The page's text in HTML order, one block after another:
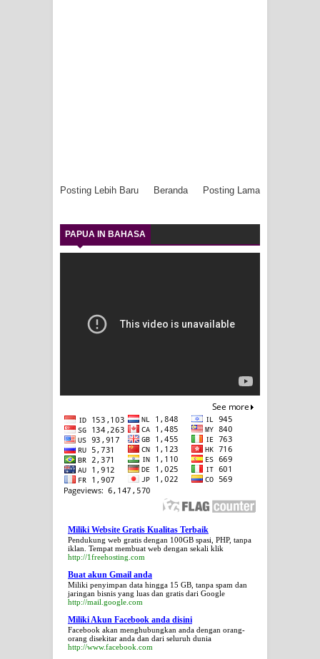
Posting Lebih Baru Posting Lama
Beranda
PAPUA IN BAHASA
Miliki Website Gratis Kualitas Terbaik
Pendukung web gratis dengan 100GB spasi, PHP, tanpa
iklan. Tempat membuat web dengan sekali klik
http://1freehosting.com
Buat akun Gmail anda
Miliki penyimpan data hingga 15 GB, tanpa spam dan
jaringan bisnis yang luas dan gratis dari Google
http://mail.google.com
Miliki Akun Facebook anda disini
Facebook akan menghubungkan anda dengan orang-
orang disekitar anda dan dari seluruh dunia
http://www.facebook.com